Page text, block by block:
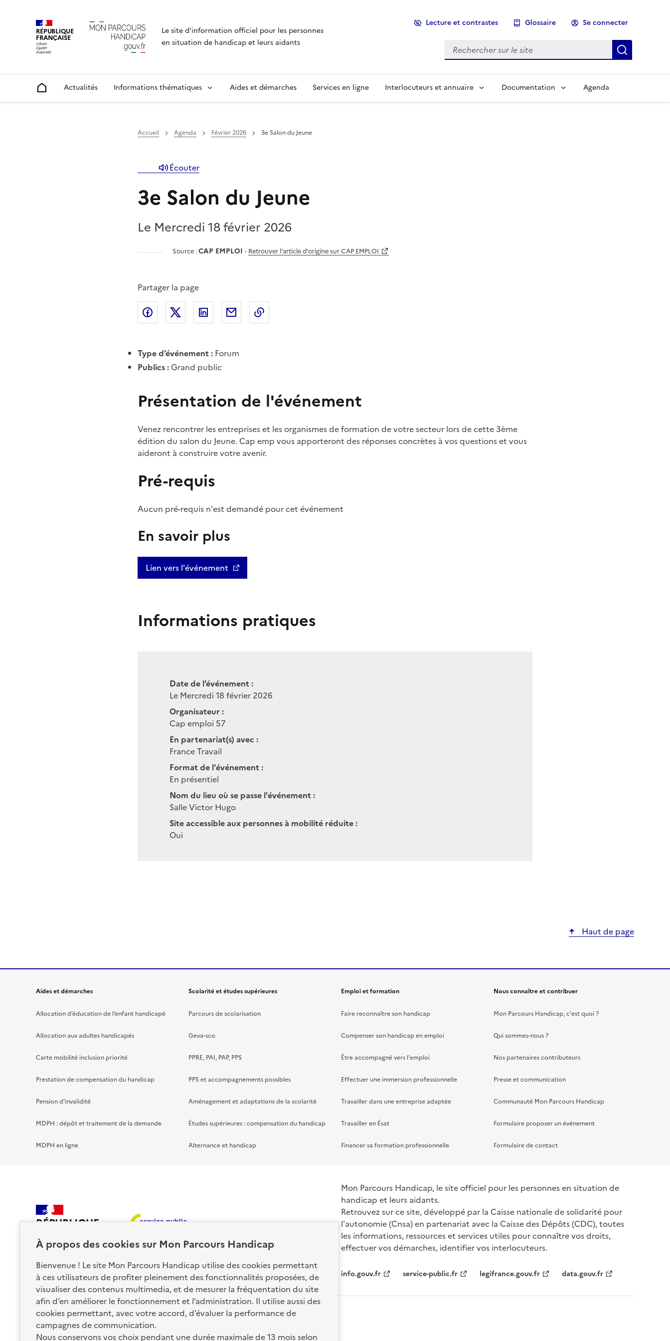
À propos des cookies sur Mon Parcours Handicap
Bienvenue ! Le site Mon Parcours Handicap utilise des cookies permettant
à ces utilisateurs de profiter pleinement des fonctionnalités proposées, de
visualiser des contenus multimedia, et de mesurer la fréquentation du site
afin d’en améliorer le fonctionnement et l’administration. Il utilise aussi des
cookies permettant, avec votre accord, d’évaluer la performance de
campagnes de communication.
Nous conservons vos choix pendant une durée maximale de 13 mois selon
RÉPUBLIQUE
FRANÇAISE
Le site d'information officiel pour les personnes
en situation de handicap et leurs aidants
Lecture et contrastes Glossaire Se connecter
Rechercher sur le site
Accueil Actualités Informations thématiques Aides et démarches Services en ligne Interlocuteurs et annuaire Documentation Agenda
Accueil Agenda Février 2026 3e Salon du Jeune
Écouter
3e Salon du Jeune
Le Mercredi 18 février 2026
Source :CAP EMPLOI - Retrouver l'article d'origine sur CAP EMPLOI
Partager la page
Partager l'article surFacebook
Partager l'article sur X (anciennement
Partager l'article sur
Partager l'article par courriel
Type d’événement : Forum
Publics :Grand public
Présentation de l'événement
Venez rencontrer les entreprises et les organismes de formation de votre secteur lors de cette 3ème
édition du salon du Jeune. Cap emp vous apporteront des réponses concrètes à vos questions et vous
aideront à construire votre avenir.
Pré-requis
Aucun pré-requis n'est demandé pour cet événement
En savoir plus
Lien vers l'événement
Informations pratiques
Date de l’événement :
Le Mercredi 18 février 2026
Organisateur :
Cap emploi 57
En partenariat(s) avec :
France Travail
Format de l'événement :
En présentiel
Nom du lieu où se passe l'événement :
Salle Victor Hugo
Site accessible aux personnes à mobilité réduite :
Oui
Haut de page
Aides et démarches
Allocation d’éducation de l’enfant handicapé
Allocation aux adultes handicapés
Carte mobilité inclusion priorité
Prestation de compensation du handicap
Pension d'invalidité
MDPH : dépôt et traitement de la demande
MDPH en ligne
Scolarité et études supérieures
Parcours de scolarisation
Geva-sco
PPRE, PAI, PAP, PPS
PPS et accompagnements possibles
Aménagement et adaptations de la scolarité
Études supérieures : compensation du handicap
Alternance et handicap
Emploi et formation
Faire reconnaître son handicap
Compenser son handicap en emploi
Être accompagné vers l'emploi
Effectuer une immersion professionnelle
Travailler dans une entreprise adaptée
Travailler en Ésat
Financer sa formation professionnelle
Nous connaître et contribuer
Mon Parcours Handicap, c'est quoi ?
Qui sommes-nous ?
Nos partenaires contributeurs
Presse et communication
Communauté Mon Parcours Handicap
Formulaire proposer un événement
Formulaire de contact
RÉPUBLIQUE
Mon Parcours Handicap, le site officiel pour les personnes en situation de
handicap et leurs aidants.
Retrouvez sur ce site, développé par la Caisse nationale de solidarité pour
l'autonomie (Cnsa) en partenariat avec la Caisse des Dépôts (CDC), toutes
les informations, ressources et services utiles pour connaître vos droits,
effectuer vos démarches, identifier vos interlocuteurs.
Nos sites partenaires
info.gouv.fr service-public.fr legifrance.gouv.fr data.gouv.fr
Nos partenaires